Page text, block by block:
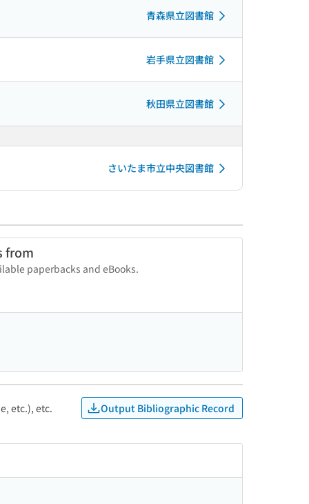
青森県立図書館
岩手県立図書館
秋田県立図書館
さいたま市立中央図書館
from
paperbacks and eBooks.
etc.), etc. Output Bibliographic Record